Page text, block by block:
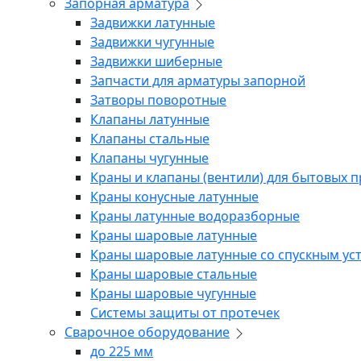
Запорная арматура
Задвижки латунные
Задвижки чугунные
Задвижки шиберные
Запчасти для арматуры запорной
Затворы поворотные
Клапаны латунные
Клапаны стальные
Клапаны чугунные
Краны и клапаны (вентили) для бытовых
Краны конусные латунные
Краны латунные водоразборные
Краны шаровые латунные
Краны шаровые латунные со спускным
Краны шаровые стальные
Краны шаровые чугунные
Системы защиты от протечек
Сварочное оборудование
до 225 мм